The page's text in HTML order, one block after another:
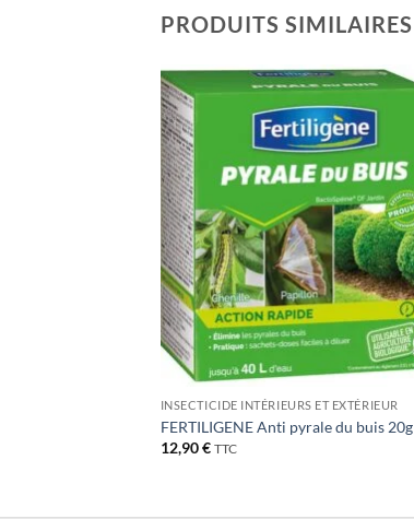
PRODUITS SIMILAIRES
Ajouter
à la liste
souhaits
INSECTICIDE INTÉRIEURS ET EXTÉRIEUR
FERTILIGENE Anti pyrale du buis 20g
12,90€ TTC